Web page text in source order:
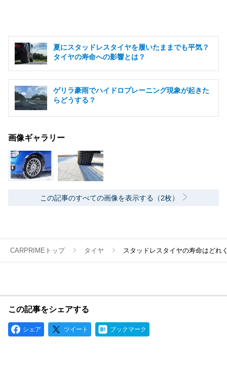
夏にスタッドレスタイヤを履いたままでも平気？
タイヤの寿命への影響とは？
ゲリラ豪雨でハイドロプレーニング現象が起きた
らどうする？
画像ギャラリー
この記事のすべての画像を表示する（2枚）
CARPRIMEトップ タイヤ スタッドレスタイヤの寿命はどれ
この記事をシェアする
シェア ツイート ブックマーク